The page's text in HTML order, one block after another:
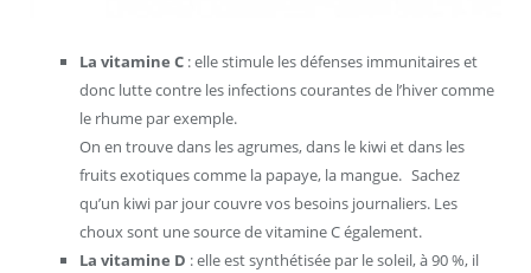
La vitamine C : elle stimule les défenses immunitaires et
donc lutte contre les infections courantes de l’hiver comme
le rhume par exemple.
On en trouve dans les agrumes, dans le kiwi et dans les
fruits exotiques comme la papaye, la mangue. Sachez
qu’un kiwi par jour couvre vos besoins journaliers. Les
choux sont une source de vitamine C également.
La vitamine D : elle est synthétisée par le soleil, à 90 %, il